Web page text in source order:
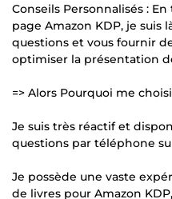
Conseils Personnalisés :
page Amazon KDP, je suis
questions et vous fournir
optimiser la présentation
=> Alors Pourquoi me
Je suis très réactif et
questions par téléphone
Je possède une vaste
de livres pour Amazon